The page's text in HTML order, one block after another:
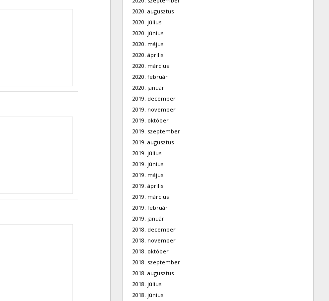
2020. augusztus
2020. július
2020. június
2020. május
2020. április
2020. március
2020. február
2020. január
2019. december
2019. november
2019. október
2019. szeptember
2019. augusztus
2019. július
2019. június
2019. május
2019. április
2019. március
2019. február
2019. január
2018. december
2018. november
2018. október
2018. szeptember
2018. augusztus
2018. július
2018. június